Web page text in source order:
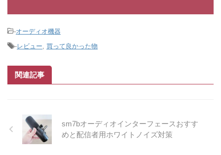
-オーディオ機器
-レビュー 買って良かった物
関連記事
sm7bオーディオインターフェースおすす
めと配信者用ホワイトノイズ対策